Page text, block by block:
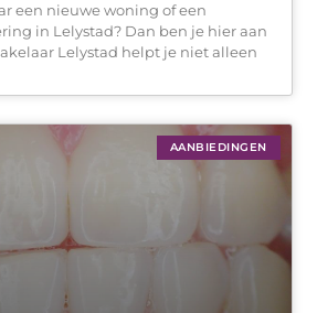
een nieuwe woning of een
in Lelystad? Dan ben je hier aan
Lelystad helpt je niet alleen
AANBIEDINGEN